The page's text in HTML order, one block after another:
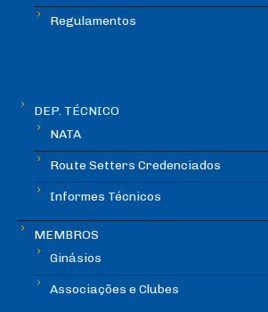
Regulamentos
DEP. TÉCNICO
NATA
Route Setters Credenciados
Informes Técnicos
MEMBROS
Ginásios
Associações e Clubes